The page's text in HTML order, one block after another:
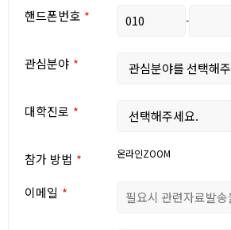
핸드폰번호 -
관심분야
대학진로
참가 방법 온라인ZOOM
이메일